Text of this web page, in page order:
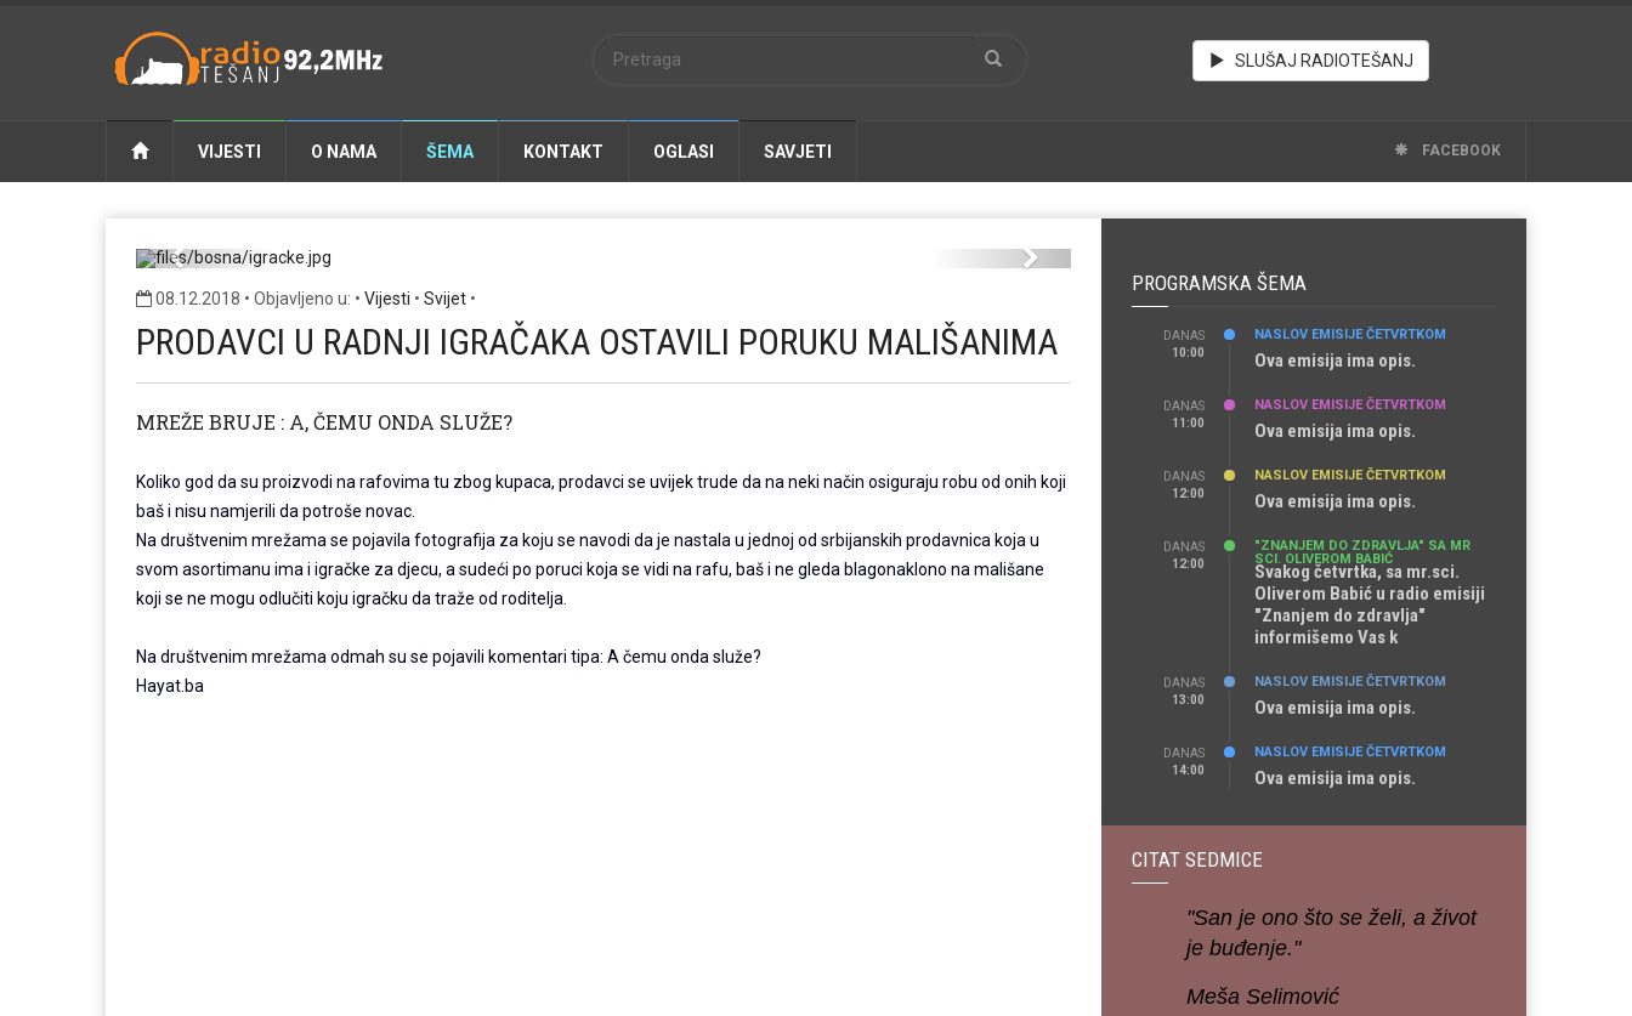
SLUŠAJ RADIOTEŠANJ
VIJESTI O NAMA ŠEMA KONTAKT OGLASI SAVJETI FACEBOOK
Previous Next
08.12.2018 • Objavljeno u: • Vijesti • Svijet •
PRODAVCI U RADNJI IGRAČAKA OSTAVILI PORUKU MALIŠANIMA
MREŽE BRUJE : A, ČEMU ONDA SLUŽE?
Koliko god da su proizvodi na rafovima tu zbog kupaca, prodavci se uvijek trude da na neki način osiguraju robu od onih koji
baš i nisu namjerili da potroše novac.
Na društvenim mrežama se pojavila fotografija za koju se navodi da je nastala u jednoj od srbijanskih prodavnica koja u
svom asortimanu ima i igračke za djecu, a sudeći po poruci koja se vidi na rafu, baš i ne gleda blagonaklono na mališane
koji se ne mogu odlučiti koju igračku da traže od roditelja.
Na društvenim mrežama odmah su se pojavili komentari tipa: A čemu onda služe?
Hayat.ba
PROGRAMSKA ŠEMA
DANAS
10:00
NASLOV EMISIJE ČETVRTKOM
Ova emisija ima opis.
DANAS
11:00
NASLOV EMISIJE ČETVRTKOM
Ova emisija ima opis.
DANAS
12:00
NASLOV EMISIJE ČETVRTKOM
Ova emisija ima opis.
DANAS
12:00
"ZNANJEM DO ZDRAVLJA" SA MR
SCI. OLIVEROM BABIĆ
Svakog četvrtka, sa mr.sci.
Oliverom Babić u radio emisiji
"Znanjem do zdravlja"
informišemo Vas k
DANAS
13:00
NASLOV EMISIJE ČETVRTKOM
Ova emisija ima opis.
DANAS
14:00
NASLOV EMISIJE ČETVRTKOM
Ova emisija ima opis.
CITAT SEDMICE
"San je ono što se želi, a život
je buđenje."
Meša Selimović